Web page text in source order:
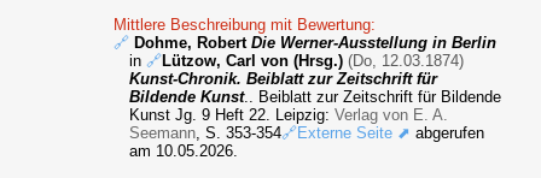
Mittlere Beschreibung mit Bewertung:
🔗 Dohme, RobertDie Werner-Ausstellung in Berlin
in🔗Lützow, Carl von (Hrsg.) (Do, 12.03.1874)
Kunst-Chronik. Beiblatt zur Zeitschrift für
Bildende Kunst.. Beiblatt zur Zeitschrift für Bildende
Kunst Jg. 9 Heft 22. Leipzig:Verlag von E. A.
Seemann, S. 353-354🔗Externe Seite ⬈ abgerufen
am 10.05.2026.